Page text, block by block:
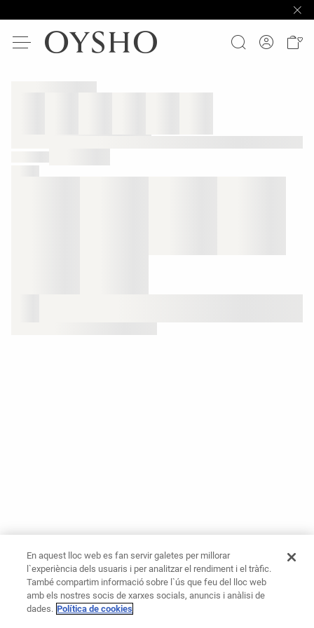
En aquest lloc web es fan servir galetes per millorar
l`experiència dels usuaris i per analitzar el rendiment i el tràfic.
També compartim informació sobre l`ús que feu del lloc web
amb els nostres socis de xarxes socials, anuncis i anàlisi de
dades. Política de cookies